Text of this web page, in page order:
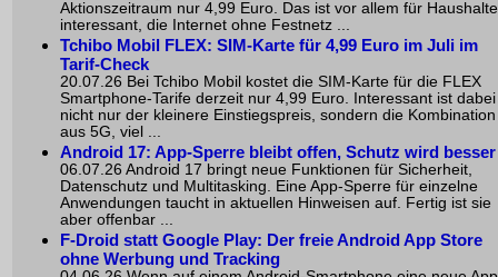
Aktionszeitraum nur 4,99 Euro. Das ist vor allem für Haushalte
interessant, die Internet ohne Festnetz ...
Tchibo Mobil FLEX: SIM-Karte für 4,99 Euro im Juli im
Tarif-Check
20.07.26 Bei Tchibo Mobil kostet die SIM-Karte für die FLEX
Smartphone-Tarife derzeit nur 4,99 Euro. Interessant ist dabei
nicht nur der kleinere Einstiegspreis, sondern die Kombination
aus 5G, viel ...
Android 17: App-Sperre bleibt offen, Schutz wird besser
06.07.26 Android 17 bringt neue Funktionen für Sicherheit,
Datenschutz und Multitasking. Eine App-Sperre für einzelne
Anwendungen taucht in aktuellen Hinweisen auf. Fertig ist sie
aber offenbar ...
F-Droid statt Google Play: Der freie Android App Store
ohne Werbung und Tracking